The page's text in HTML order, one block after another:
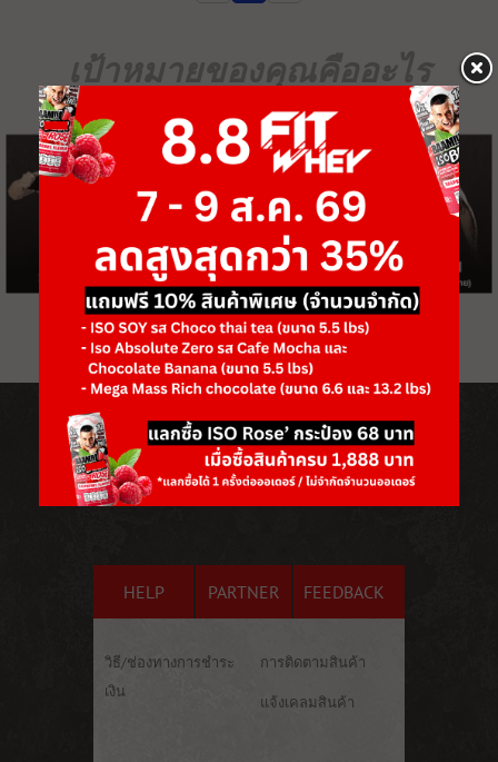
เป้าหมายของคุณคืออะไร
HELP PARTNER FEEDBACK
วิธี/ช่องทางการชำระ
เงิน
การติดตามสินค้า
แจ้งเคลมสินค้า